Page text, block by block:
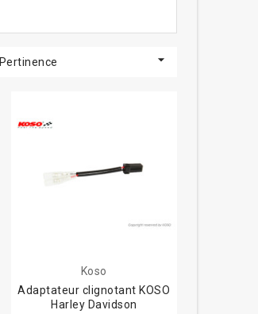
Pertinence 
Koso
Adaptateur clignotant KOSO
Harley Davidson